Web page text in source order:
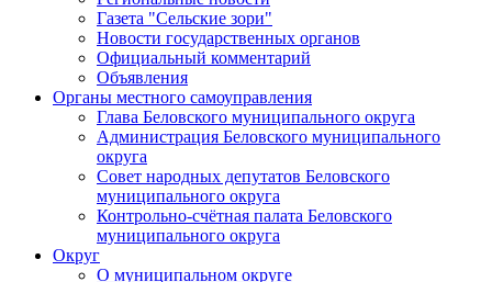
Газета "Сельские зори"
Новости государственных органов
Официальный комментарий
Объявления
Органы местного самоуправления
Глава Беловского муниципального округа
Администрация Беловского муниципального
округа
Совет народных депутатов Беловского
муниципального округа
Контрольно-счётная палата Беловского
муниципального округа
Округ
О муниципальном округе